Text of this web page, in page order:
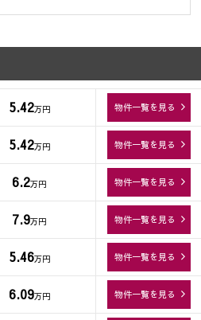
5.42万円 物件一覧を見る
5.42万円 物件一覧を見る
6.2万円 物件一覧を見る
7.9万円 物件一覧を見る
5.46万円 物件一覧を見る
6.09万円 物件一覧を見る